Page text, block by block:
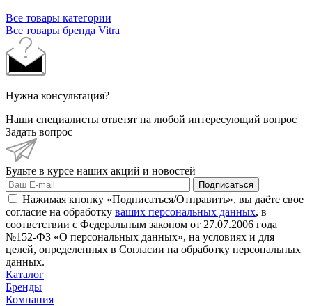
Все товары категории
Все товары бренда Vitra
Нужна консультация?
Наши специалисты ответят на любой интересующий вопрос
Задать вопрос
Будьте в курсе наших акций и новостей
Подписаться
Нажимая кнопку «Подписаться/Отправить», вы даёте свое
согласие на обработку ваших персональных данных, в
соответствии с Федеральным законом от 27.07.2006 года
№152-ФЗ «О персональных данных», на условиях и для
целей, определенных в Согласии на обработку персональных
данных.
Каталог
Бренды
Компания